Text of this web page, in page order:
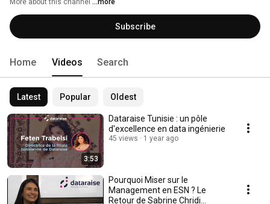
More about this channel ...more
Subscribe
Home Videos Search
Latest Popular Oldest
3:53
Dataraise Tunisie : un pôle
d'excellence en data ingénierie
45 views 1 year ago
Pourquoi Miser sur le
Management en ESN ? Le
Retour de Sabrine Chridi